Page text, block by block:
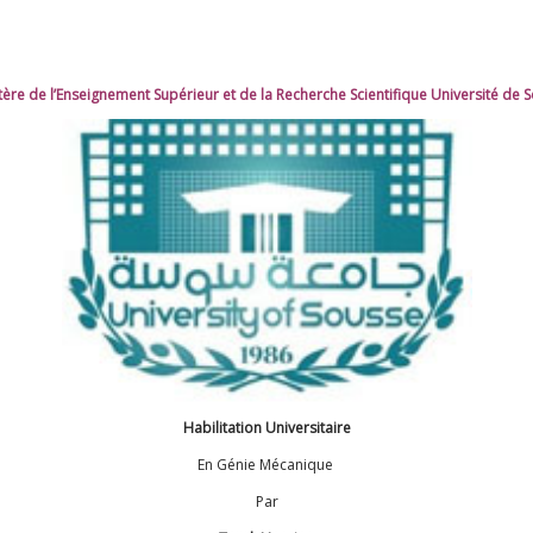
de l’Enseignement Supérieur et de la Recherche Scientifique Université de
Habilitation Universitaire
En Génie Mécanique
Par